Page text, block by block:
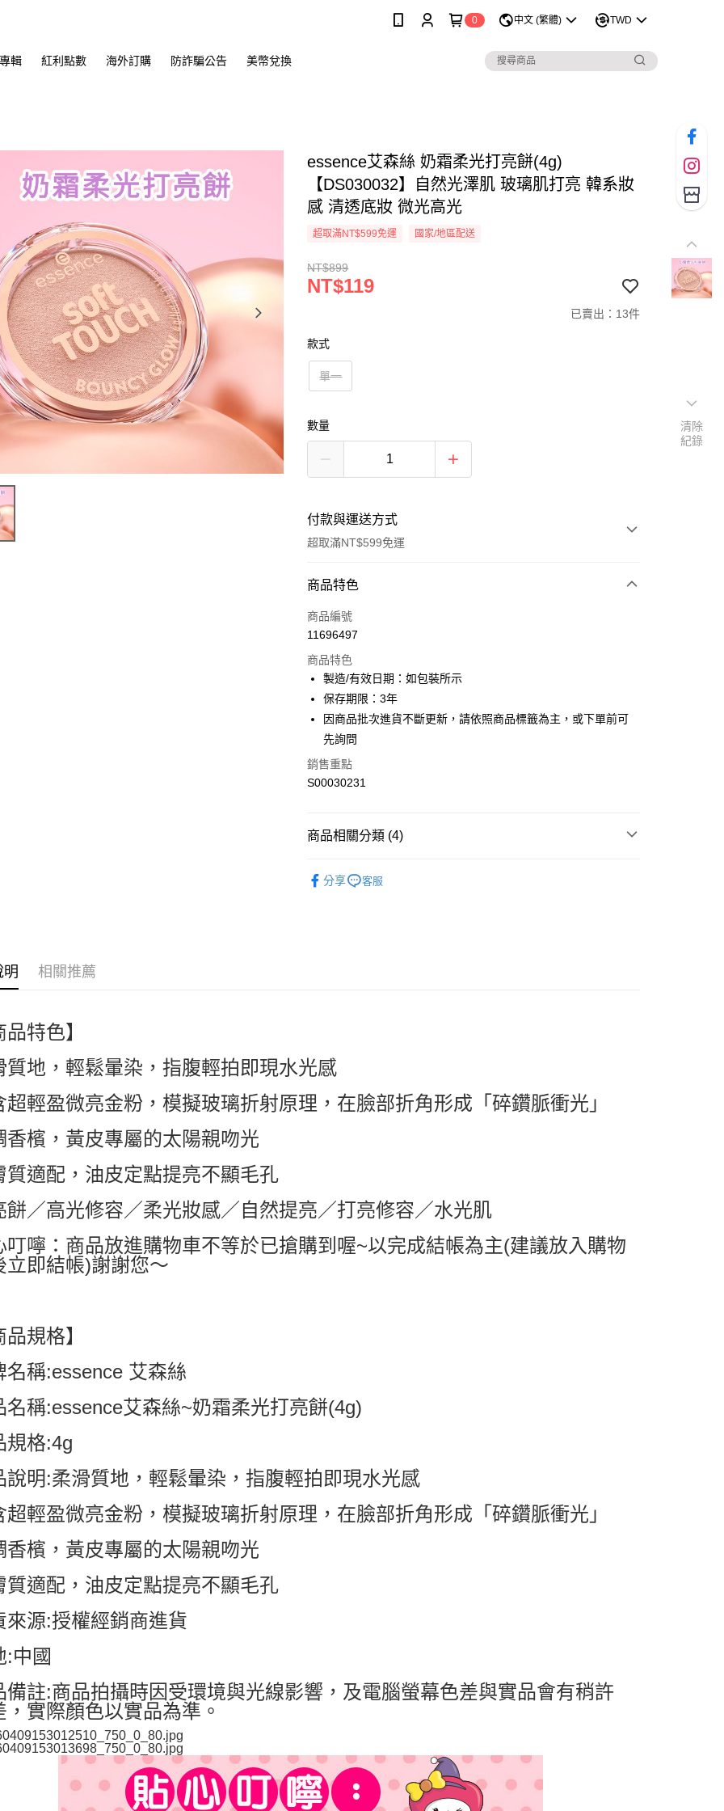
0 中文 (繁體) TWD
輯 紅利點數 海外訂購 防詐騙公告 美幣兌換
essence艾森絲 奶霜柔光打亮餅(4g)
【DS030032】自然光澤肌 玻璃肌打亮 韓系妝
感 清透底妝 微光高光
超取滿NT$599免運 國家/地區配送
NT$899
NT$119
已賣出：13件
款式
單一
數量
付款與運送方式
超取滿NT$599免運
付款方式
信用卡一次付款
LINE Pay
Apple Pay
街口支付
全盈+PAY
運送方式
全家付款取貨
每筆NT$60，滿NT$599(含以上)免運費
每筆NT$80，滿NT$799(含以上)免運費
國家/地區配送0330 查看運費
商品特色
商品編號
11696497
商品特色
製造/有效日期：如包裝所示
保存期限：3年
因商品批次進貨不斷更新，請依照商品標籤為主，或下單前可
先詢問
銷售重點
S00030231
商品相關分類 (4)
分享 客服
明 相關推薦
品特色】
質地，輕鬆暈染，指腹輕拍即現水光感
超輕盈微亮金粉，模擬玻璃折射原理，在臉部折角形成「碎鑽脈衝光」
香檳，黃皮專屬的太陽親吻光
質適配，油皮定點提亮不顯毛孔
餅／高光修容／柔光妝感／自然提亮／打亮修容／水光肌
叮嚀：商品放進購物車不等於已搶購到喔~以完成結帳為主(建議放入購物
立即結帳)謝謝您～
品規格】
名稱:essence 艾森絲
名稱:essence艾森絲~奶霜柔光打亮餅(4g)
規格:4g
說明:柔滑質地，輕鬆暈染，指腹輕拍即現水光感
超輕盈微亮金粉，模擬玻璃折射原理，在臉部折角形成「碎鑽脈衝光」
香檳，黃皮專屬的太陽親吻光
質適配，油皮定點提亮不顯毛孔
來源:授權經銷商進貨
:中國
備註:商品拍攝時因受環境與光線影響，及電腦螢幕色差與實品會有稍許
，實際顏色以實品為準。
清除
紀錄